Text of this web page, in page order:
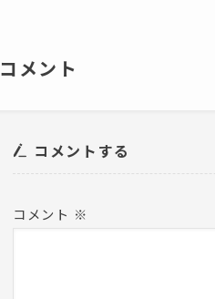
ン
ド
す
コメント
コメントする
コメント ※